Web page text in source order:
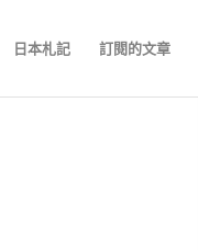
日本札記 訂閱的文章